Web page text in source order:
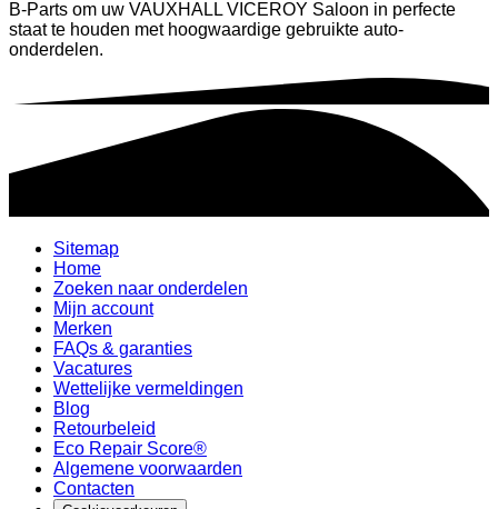
B-Parts om uw VAUXHALL VICEROY Saloon in perfecte
staat te houden met hoogwaardige gebruikte auto-
onderdelen.
Sitemap
Home
Zoeken naar onderdelen
Mijn account
Merken
FAQs & garanties
Vacatures
Wettelijke vermeldingen
Blog
Retourbeleid
Eco Repair Score®
Algemene voorwaarden
Contacten